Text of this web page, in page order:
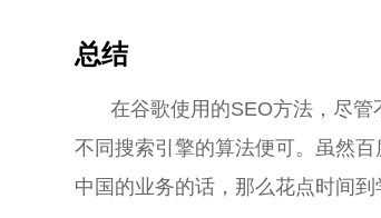
总结
在谷歌使用的SEO方法，尽
不同搜索引擎的算法便可。虽然
中国的业务的话，那么花点时间到